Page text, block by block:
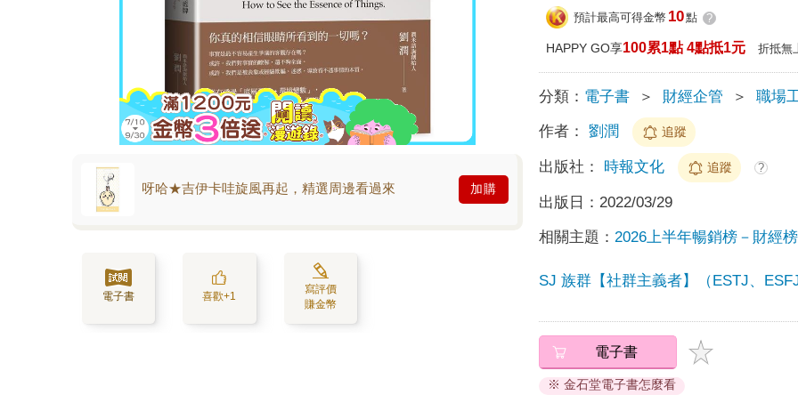
呀哈★吉伊卡哇旋風再起，精選周邊看過來 加購
電子書 喜歡+1
寫評價
賺金幣
預計最高可得金幣 10點 ?
HAPPY GO享100累1點 4點抵1元 折抵無
分類： 電子書 ＞ 財經企管 ＞ 職場
作者： 劉潤 追蹤
出版社： 時報文化 追蹤 ?
出版日： 2022/03/29
相關主題： 2026上半年暢銷榜－財經
SJ 族群【社群主義者】（ESTJ、
電子書
※ 金石堂電子書怎麼看